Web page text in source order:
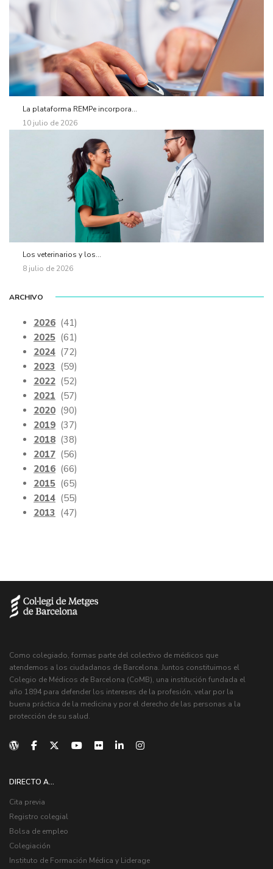
La plataforma REMPe incorpora...
10 julio de 2026
Los veterinarios y los...
8 julio de 2026
ARCHIVO
2026 (41)
2025 (61)
2024 (72)
2023 (59)
2022 (52)
2021 (57)
2020 (90)
2019 (37)
2018 (38)
2017 (56)
2016 (66)
2015 (65)
2014 (55)
2013 (47)
Como colegiado, formas parte del colectivo de médicos que
atendemos a los ciudadanos de Barcelona. Juntos constituimos el
Colegio de Médicos de Barcelona (CoMB), una institución fundada el
año 1894 para defender los intereses de la profesión, velar por la
buena práctica de la medicina y por el derecho de las personas a la
protección de su salud.
DIRECTO A...
Cita previa
Registro colegial
Bolsa de empleo
Colegiación
Instituto de Formación Médica y Liderage